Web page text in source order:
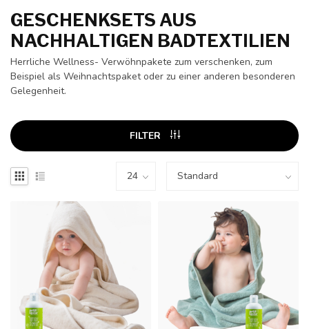
GESCHENKSETS AUS
NACHHALTIGEN BADTEXTILIEN
Herrliche Wellness- Verwöhnpakete zum verschenken, zum
Beispiel als Weihnachtspaket oder zu einer anderen besonderen
Gelegenheit.
FILTER